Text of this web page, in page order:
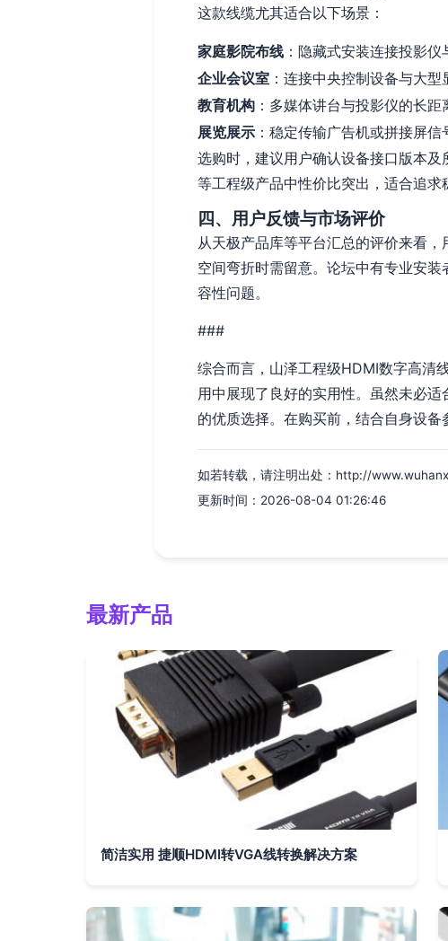
这款线缆尤其适合以下场景：
家庭影院布线 ：隐藏式安装连接投影仪
企业会议室 ：连接中央控制设备与大型
教育机构 ：多媒体讲台与投影仪的长距
展览展示 ：稳定传输广告机或拼接屏信
选购时，建议用户确认设备接口版本
等工程级产品中性价比突出，适合追求
四、用户反馈与市场评价
从天极产品库等平台汇总的评价来看，
空间弯折时需留意。论坛中有专业安
容性问题。
###
综合而言，山泽工程级HDMI数字高清
用中展现了良好的实用性。虽然未必
的优质选择。在购买前，结合自身设备
如若转载，请注明出处：http://
更新时间：2026-08-04 01:26:46
最新产品
简洁实用 捷顺HDMI转VGA线转换解决方案